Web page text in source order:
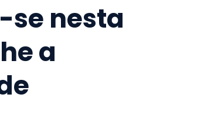
nesta
a